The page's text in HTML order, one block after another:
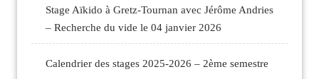
Stage Aïkido à Gretz-Tournan avec Jérôme Andries
– Recherche du vide le 04 janvier 2026
Calendrier des stages 2025-2026 – 2ème semestre